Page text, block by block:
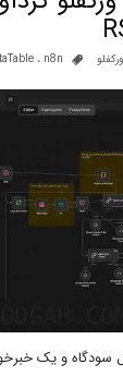
، n8n
سودگاه و یک